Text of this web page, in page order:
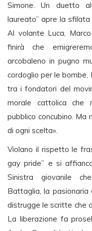
Simone. Un duetto
laureato” apre la sfilata
Al volante Luca,
finirà che
arcobaleno in pugno
cordoglio per le bombe,
tra i fondatori del
morale cattolica che
pubblico concubino. Ma
di ogni scelta».
Violano il rispetto le
gay pride” e si
Sinistra giovanile
Battaglia, la pasionaria
distrugge le scritte che
La liberazione fa